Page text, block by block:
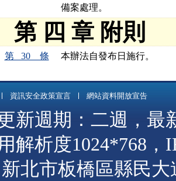
第 四 章 附則
第 30 條
資訊安全政策宣言 網站資料開放宣告
新週期：二週，最
解析度1024*768
新北市板橋區縣民